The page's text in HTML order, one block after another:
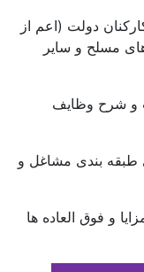
دولت (اعم از
مسلح و سایر
و شرح وظایف
بندی مشاغل و
و فوق العاده ها